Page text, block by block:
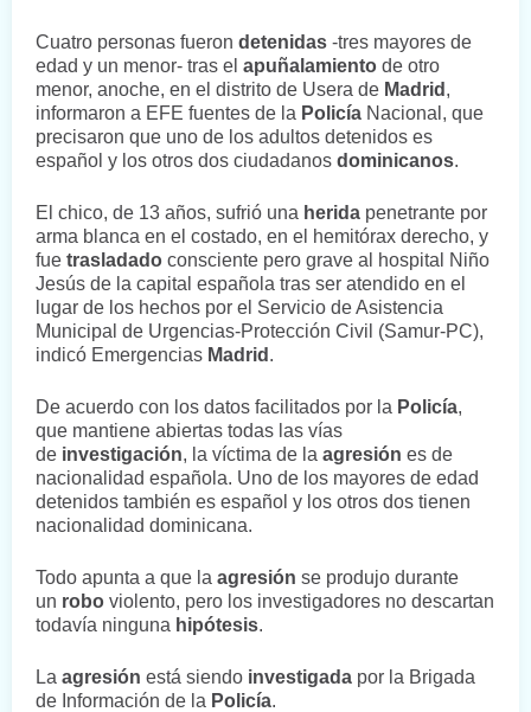
Cuatro personas fueron detenidas -tres mayores de
edad y un menor- tras el apuñalamiento de otro
menor, anoche, en el distrito de Usera de Madrid ,
informaron a EFE fuentes de la Policía Nacional, que
precisaron que uno de los adultos detenidos es
español y los otros dos ciudadanos dominicanos.
El chico, de 13 años, sufrió una herida penetrante por
arma blanca en el costado, en el hemitórax derecho, y
fue trasladado consciente pero grave al hospital Niño
Jesús de la capital española tras ser atendido en el
lugar de los hechos por el Servicio de Asistencia
Municipal de Urgencias-Protección Civil (Samur-PC),
indicó Emergencias Madrid .
De acuerdo con los datos facilitados por la Policía,
que mantiene abiertas todas las vías
de investigación, la víctima de la agresión es de
nacionalidad española. Uno de los mayores de edad
detenidos también es español y los otros dos tienen
nacionalidad dominicana.
Todo apunta a que la agresión se produjo durante
un robo violento, pero los investigadores no descartan
todavía ninguna hipótesis.
La agresión está siendo investigada por la Brigada
de Información de la Policía.